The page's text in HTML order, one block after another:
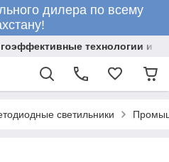
дилера по всему
технологии и
светильники